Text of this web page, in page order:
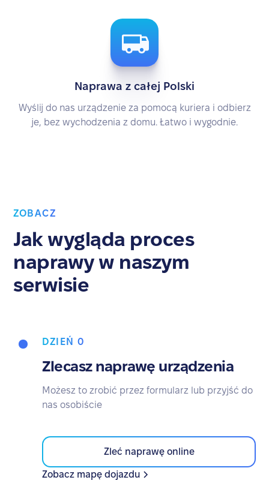
Naprawa z całej Polski
Wyślij do nas urządzenie za pomocą kuriera i odbierz
je, bez wychodzenia z domu. Łatwo i wygodnie.
ZOBACZ
Jak wygląda proces
naprawy w naszym
serwisie
DZIEŃ 0
Zlecasz naprawę urządzenia
Możesz to zrobić przez formularz lub przyjść do
nas osobiście
Zleć naprawę online
Zobacz mapę dojazdu